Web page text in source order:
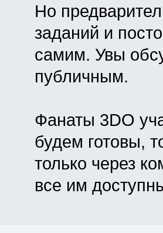
Но
заданий и
самим. Увы
публичным.
Фанаты 3DO
будем готовы,
только через
все им